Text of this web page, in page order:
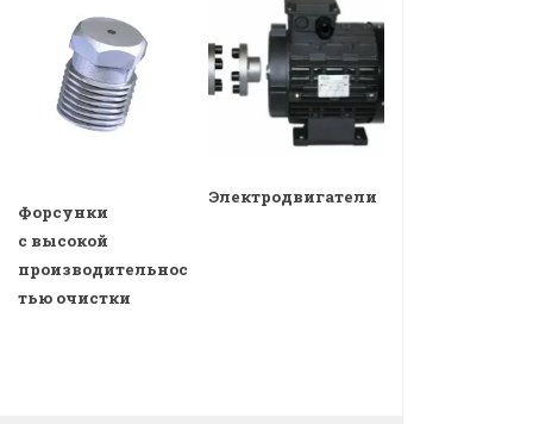
Форсунки
с высокой
производительнос
тью очистки
Электродвигатели